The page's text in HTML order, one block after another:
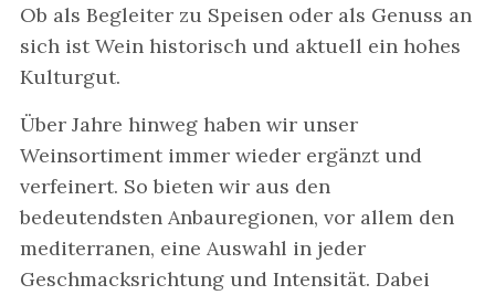
Ob als Begleiter zu Speisen oder als Genuss an
sich ist Wein historisch und aktuell ein hohes
Kulturgut.
Über Jahre hinweg haben wir unser
Weinsortiment immer wieder ergänzt und
verfeinert. So bieten wir aus den
bedeutendsten Anbauregionen, vor allem den
mediterranen, eine Auswahl in jeder
Geschmacksrichtung und Intensität. Dabei